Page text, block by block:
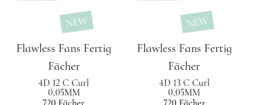
NEW
Flawless Fans Fertig
Fächer
4D 12 C Curl
0,05MM
NEW
Flawless Fans Fertig
Fächer
4D 13 C Curl
0,05MM